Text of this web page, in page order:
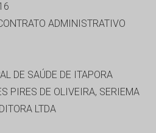
ADMINISTRATIVO
DE SAÚDE DE ITAPORA
PIRES DE OLIVEIRA, SERIEMA
LTDA